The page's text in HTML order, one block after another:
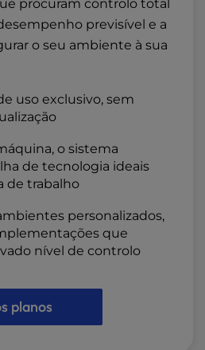
procuram controlo total
previsível e a
o seu ambiente à sua
uso exclusivo, sem
o sistema
de tecnologia ideais
de trabalho
personalizados,
que
nível de controlo
planos